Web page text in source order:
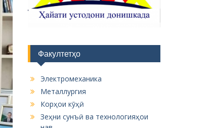
Факултетҳо
Электромеханика
Металлургия
Корҳои кӯҳӣ
Зеҳни сунъӣ ва технологияҳои